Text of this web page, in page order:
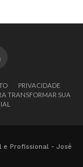
PRIVACIDADE
TRANSFORMAR SUA
e Profissional - José